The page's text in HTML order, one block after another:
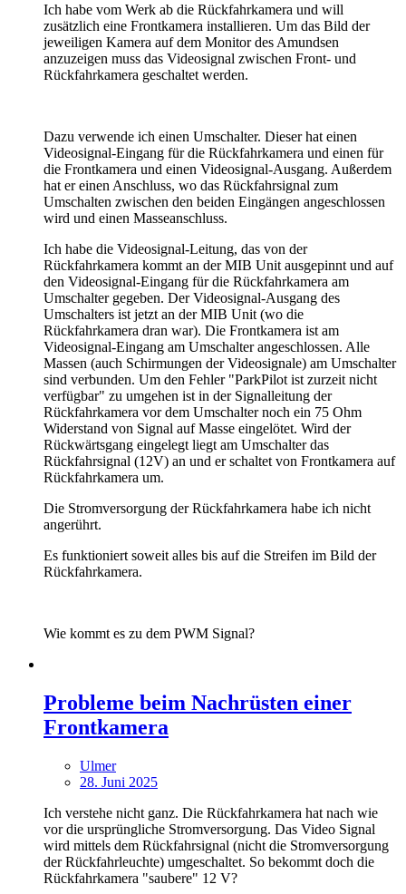
Ich habe vom Werk ab die Rückfahrkamera und will
zusätzlich eine Frontkamera installieren. Um das Bild der
jeweiligen Kamera auf dem Monitor des Amundsen
anzuzeigen muss das Videosignal zwischen Front- und
Rückfahrkamera geschaltet werden.
Dazu verwende ich einen Umschalter. Dieser hat einen
Videosignal-Eingang für die Rückfahrkamera und einen für
die Frontkamera und einen Videosignal-Ausgang. Außerdem
hat er einen Anschluss, wo das Rückfahrsignal zum
Umschalten zwischen den beiden Eingängen angeschlossen
wird und einen Masseanschluss.
Ich habe die Videosignal-Leitung, das von der
Rückfahrkamera kommt an der MIB Unit ausgepinnt und auf
den Videosignal-Eingang für die Rückfahrkamera am
Umschalter gegeben. Der Videosignal-Ausgang des
Umschalters ist jetzt an der MIB Unit (wo die
Rückfahrkamera dran war). Die Frontkamera ist am
Videosignal-Eingang am Umschalter angeschlossen. Alle
Massen (auch Schirmungen der Videosignale) am Umschalter
sind verbunden. Um den Fehler "ParkPilot ist zurzeit nicht
verfügbar" zu umgehen ist in der Signalleitung der
Rückfahrkamera vor dem Umschalter noch ein 75 Ohm
Widerstand von Signal auf Masse eingelötet. Wird der
Rückwärtsgang eingelegt liegt am Umschalter das
Rückfahrsignal (12V) an und er schaltet von Frontkamera auf
Rückfahrkamera um.
Die Stromversorgung der Rückfahrkamera habe ich nicht
angerührt.
Es funktioniert soweit alles bis auf die Streifen im Bild der
Rückfahrkamera.
Wie kommt es zu dem PWM Signal?
Probleme beim Nachrüsten einer
Frontkamera
Ulmer
28. Juni 2025
Ich verstehe nicht ganz. Die Rückfahrkamera hat nach wie
vor die ursprüngliche Stromversorgung. Das Video Signal
wird mittels dem Rückfahrsignal (nicht die Stromversorgung
der Rückfahrleuchte) umgeschaltet. So bekommt doch die
Rückfahrkamera "saubere" 12 V?